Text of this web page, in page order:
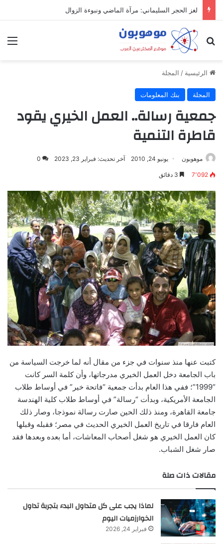
لغز الحجر السليماني: مرآة الماضي ونبوءة الزوال
بحث عن
الرئيسية / المجلة
المجلة بنك المعلومات
جمعية رسالة.. العمل الخيري يقود
قاطرة التنمية
موهوبون يونيو 24, 2010 آخر تحديث: فبراير 23, 2023 0
7٬092
كتبت عنها منذ سنوات في جزء من مقال أنه لما خرجت السياسة من
باب الجامعة دخل العمل الخيري مدرجاتها، وأن كلمة السر كانت
“1999”؛ ففي هذا العام بدأت جمعية “فاتحة خير” في أوساط طلاب
الجامعة الأمريكية، وبدأت “رسالة” في أوساط طلاب كلية الهندسة
جامعة القاهرة، ومنذ ذلك الحين صارت رسالة نموذجا، وصار ذلك
العام فارقا في تاريخ العمل الخيري الحديث في مصر؛ فقبله وقبلها
كان العمل الخيري هو شغل أصحاب المعاشات، أما بعده وبعدها فقد
صار شغل الشباب.
مقالات ذات صلة
لماذا يجب على كل متداول البدء بتجربة تداول
الخوارزميات اليوم
فبراير 24, 2026